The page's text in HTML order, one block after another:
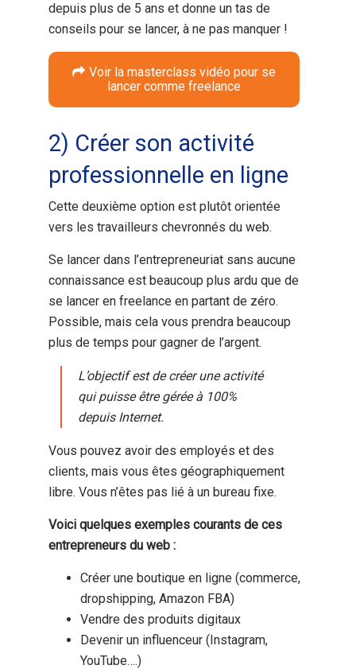
depuis plus de 5 ans et donne un tas de
conseils pour se lancer, à ne pas manquer !
Voir la masterclass vidéo pour se
lancer comme freelance
2) Créer son activité
professionnelle en ligne
Cette deuxième option est plutôt orientée
vers les travailleurs chevronnés du web.
Se lancer dans l’entrepreneuriat sans aucune
connaissance est beaucoup plus ardu que de
se lancer en freelance en partant de zéro.
Possible, mais cela vous prendra beaucoup
plus de temps pour gagner de l’argent.
L’objectif est de créer une activité
qui puisse être gérée à 100%
depuis Internet.
Vous pouvez avoir des employés et des
clients, mais vous êtes géographiquement
libre. Vous n’êtes pas lié à un bureau fixe.
Voici quelques exemples courants de ces
entrepreneurs du web :
Créer une boutique en ligne (commerce,
dropshipping, Amazon FBA)
Vendre des produits digitaux
Devenir un influenceur (Instagram,
YouTube….)